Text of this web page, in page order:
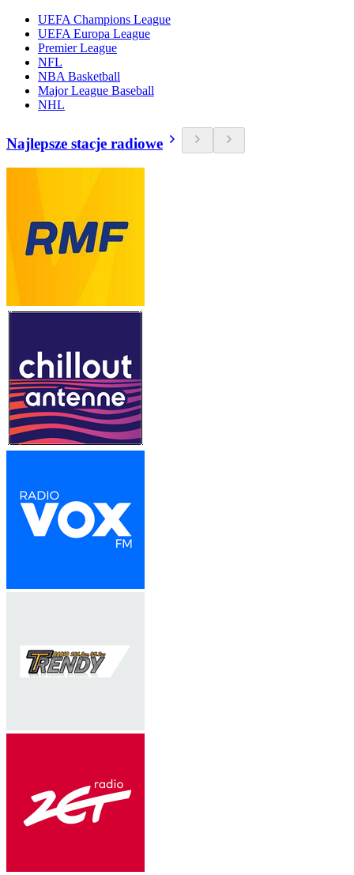
UEFA Champions League
UEFA Europa League
Premier League
NFL
NBA Basketball
Major League Baseball
NHL
Najlepsze stacje radiowe